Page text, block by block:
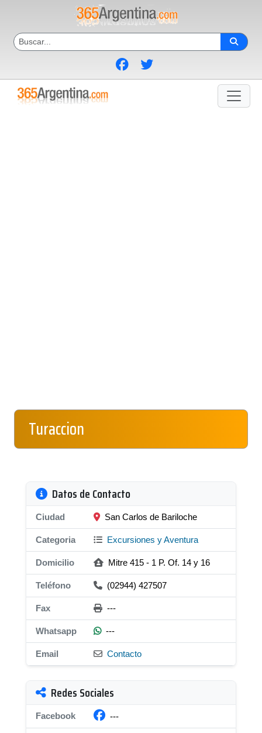
Turaccion
Datos de Contacto
Ciudad San Carlos de Bariloche
Categoria Excursiones y Aventura
Domicilio Mitre 415 - 1 P. Of. 14 y 16
Teléfono (02944) 427507
Fax ---
Whatsapp ---
Email Contacto
Redes Sociales
Facebook ---